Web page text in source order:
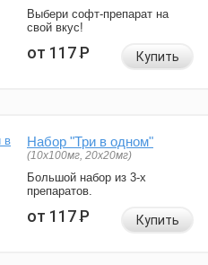
Выбери софт-препарат на
свой вкус!
от 117Р Купить
Набор "Три в одном"
(10x100мг, 20x20мг)
Большой набор из 3-х
препаратов.
от 117Р Купить